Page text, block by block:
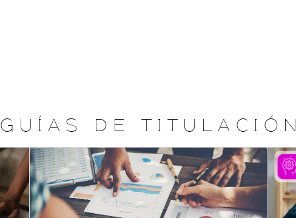
G U Í A S D E T I T U L A C I Ó N